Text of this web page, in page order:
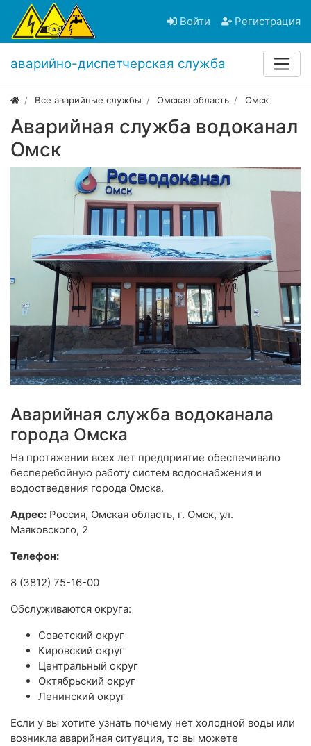
Войти Регистрация
аварийно-диспетчерская служба
Все аварийные службы Омская область Омск
Аварийная служба водоканал
Омск
Аварийная служба водоканала
города Омска
На протяжении всех лет предприятие обеспечивало
бесперебойную работу систем водоснабжения и
водоотведения города Омска.
Адрес: Россия, Омская область, г. Омск, ул.
Маяковского, 2
Телефон:
8 (3812) 75-16-00
Обслуживаются округа:
Советский округ
Кировский округ
Центральный округ
Октябрьский округ
Ленинский округ
Если у вы хотите узнать почему нет холодной воды или
возникла аварийная ситуация, то вы можете